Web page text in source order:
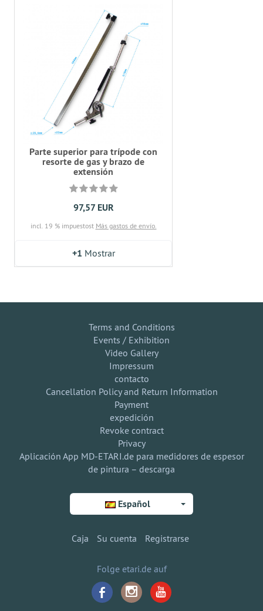
Parte superior para trípode con
resorte de gas y brazo de
extensión
97,57 EUR
incl. 19 % impuestost Más gastos de envío.
+1 Mostrar
Terms and Conditions
Events / Exhibition
Video Gallery
Impressum
contacto
Cancellation Policy and Return Information
Payment
expedición
Revoke contract
Privacy
Aplicación App MD-ETARI.de para medidores de espesor
de pintura – descarga
Español
Caja Su cuenta Registrarse
Folge etari.de auf